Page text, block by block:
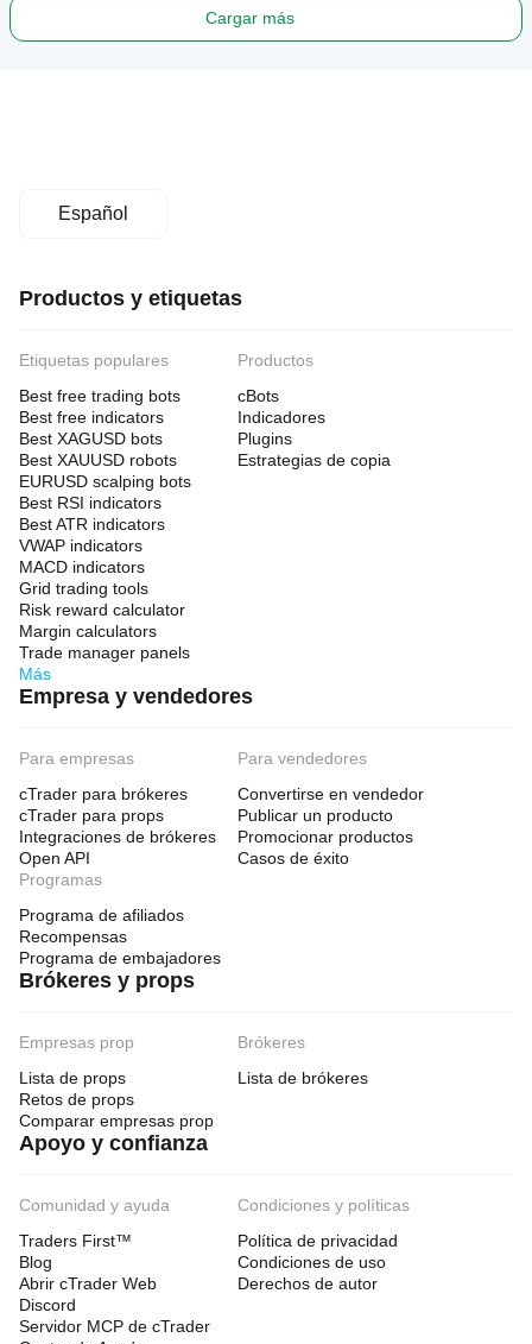
Cargar más
Español
Productos y etiquetas
Etiquetas populares
Best free trading bots
Best free indicators
Best XAGUSD bots
Best XAUUSD robots
EURUSD scalping bots
Best RSI indicators
Best ATR indicators
VWAP indicators
MACD indicators
Grid trading tools
Risk reward calculator
Margin calculators
Trade manager panels
Más
Productos
cBots
Indicadores
Plugins
Estrategias de copia
Empresa y vendedores
Para empresas
cTrader para brókeres
cTrader para props
Integraciones de brókeres
Open API
Para vendedores
Convertirse en vendedor
Publicar un producto
Promocionar productos
Casos de éxito
Programas
Programa de afiliados
Recompensas
Programa de embajadores
Brókeres y props
Empresas prop
Lista de props
Retos de props
Comparar empresas prop
Brókeres
Lista de brókeres
Apoyo y confianza
Comunidad y ayuda
Traders First™
Blog
Abrir cTrader Web
Discord
Servidor MCP de cTrader
Condiciones y políticas
Política de privacidad
Condiciones de uso
Derechos de autor